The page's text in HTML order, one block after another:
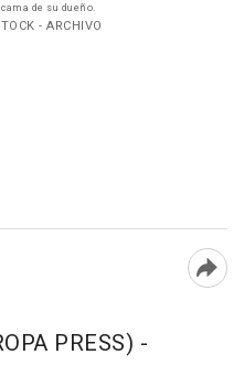
de su dueño.
- ARCHIVO
PRESS) -